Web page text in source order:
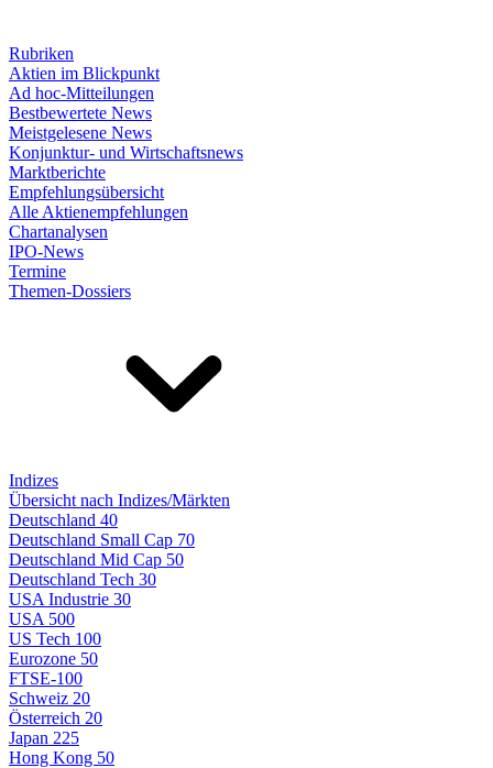
Rubriken
Aktien im Blickpunkt
Ad hoc-Mitteilungen
Bestbewertete News
Meistgelesene News
Konjunktur- und Wirtschaftsnews
Marktberichte
Empfehlungsübersicht
Alle Aktienempfehlungen
Chartanalysen
IPO-News
Termine
Themen-Dossiers
Indizes
Übersicht nach Indizes/Märkten
Deutschland 40
Deutschland Small Cap 70
Deutschland Mid Cap 50
Deutschland Tech 30
USA Industrie 30
USA 500
US Tech 100
Eurozone 50
FTSE-100
Schweiz 20
Österreich 20
Japan 225
Hong Kong 50